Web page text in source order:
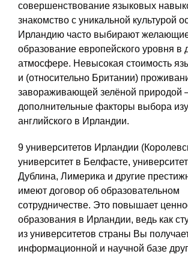
совершенствование языковых
знакомство с уникальной культурой
Ирландию часто выбирают
образование европейского уровня в
атмосфере. Невысокая стоимость
и (относительно Британии)
завораживающей зелёной природой
дополнительные факторы выбора
английского в Ирландии.
9 университетов Ирландии
университет в Белфасте,
Дублина, Лимерика и другие
имеют договор об образовательном
сотрудничестве. Это повышает
образования в Ирландии, ведь как
из университетов страны Вы
информационной и научной базе